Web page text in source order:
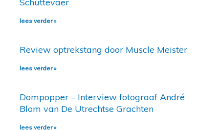
lees verder »
Review optrekstang door Muscle Meister
lees verder »
Dompopper – Interview fotograaf André
Blom van De Utrechtse Grachten
lees verder »